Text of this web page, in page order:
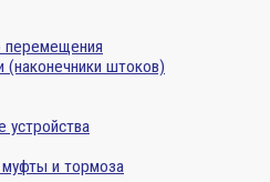
перемещения
(наконечники штоков)
устройства
и тормоза